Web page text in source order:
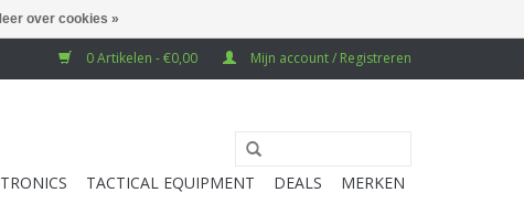
0 Artikelen - €0,00 Mijn account / Registreren
TACTICAL EQUIPMENT DEALS MERKEN
over cookies »